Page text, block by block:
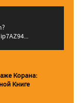
Корана:
Книге